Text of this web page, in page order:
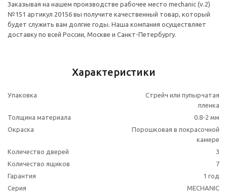
Заказывая на нашем производстве рабочее место mechanic (v.2)
№151 артикул 20156 вы получите качественный товар, который
будет служить вам долгие годы. Наша компания осуществляет
доставку по всей России, Москве и Санкт-Петербургу.
Характеристики
Упаковка
Стрейч или пупырчатая
пленка
Толщина материала
0.8-2 мм
Окраска
Порошковая в покрасочной
камере
Количество дверей
3
Количество ящиков
7
Гарантия
1 год
Серия
MECHANIC